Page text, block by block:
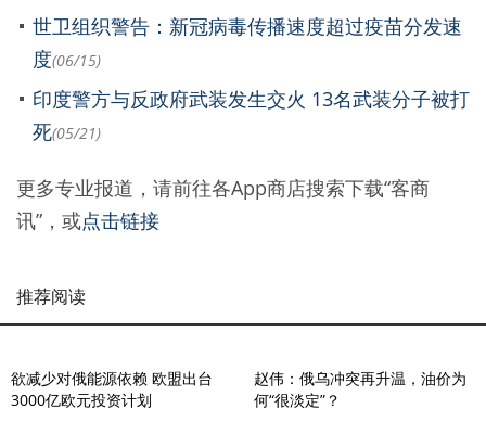
世卫组织警告：新冠病毒传播速度超过疫苗分发速
度(06/15)
印度警方与反政府武装发生交火 13名武装分子被打
死(05/21)
更多专业报道，请前往各App商店搜索下载“客商
讯”，或点击链接
推荐阅读
欲减少对俄能源依赖 欧盟出台
3000亿欧元投资计划
赵伟：俄乌冲突再升温，油价为
何“很淡定”？